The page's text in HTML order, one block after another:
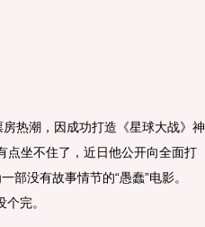
热潮，因成功打造《星球大战》神
点坐不住了，近日他公开向全面打
部没有故事情节的“愚蠢”电影。
完。